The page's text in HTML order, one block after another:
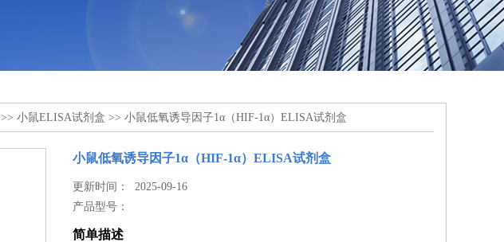
>> 小鼠ELISA试剂盒 >> 小鼠低氧诱导因子1α（HIF-1α）ELISA试剂盒
小鼠低氧诱导因子1α（HIF-1α）ELISA试剂盒
更新时间： 2025-09-16
产品型号：
简单描述